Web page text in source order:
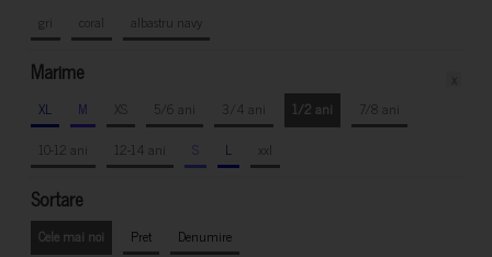
gri
coral albastru navy
Marime
XL M XS 5/6 ani 3/4 ani 1/2 ani
7/8 ani
10-12 ani
12-14 ani S L xxl
Sortare
Cele mai noi Pret Denumire